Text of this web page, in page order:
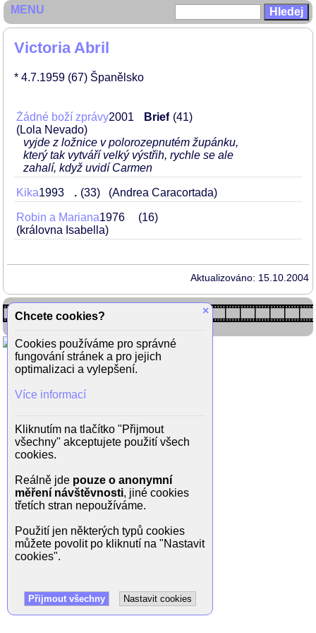
Victoria Abril
* 4.7.1959 (67) Španělsko
Žádné boží zprávy2001 Brief 41
(Lola Nevado)
vyjde z ložnice v polorozepnutém župánku,
který tak vytváří velký výstřih, rychle se ale
zahalí, když uvidí Carmen
Kika1993 . 33 (Andrea Caracortada)
Robin a Mariana1976
16
(královna Isabella)
Aktualizováno: 15.10.2004
MENU
×
Chcete cookies?
Cookies používáme pro správné
fungování stránek a pro jejich
optimalizaci a vylepšení.
Více informací
Kliknutím na tlačítko "Přijmout
všechny" akceptujete použití všech
cookies.
Reálně jde pouze o anonymní
měření návštěvnosti, jiné cookies
třetích stran nepoužíváme.
Použití jen některých typů cookies
můžete povolit po kliknutí na "Nastavit
cookies".
Přijmout všechny Nastavit cookies